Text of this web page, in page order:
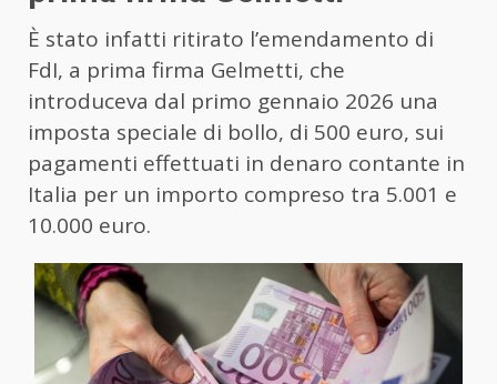
È stato infatti ritirato l’emendamento di
FdI, a prima firma Gelmetti, che
introduceva dal primo gennaio 2026 una
imposta speciale di bollo, di 500 euro, sui
pagamenti effettuati in denaro contante in
Italia per un importo compreso tra 5.001 e
10.000 euro.